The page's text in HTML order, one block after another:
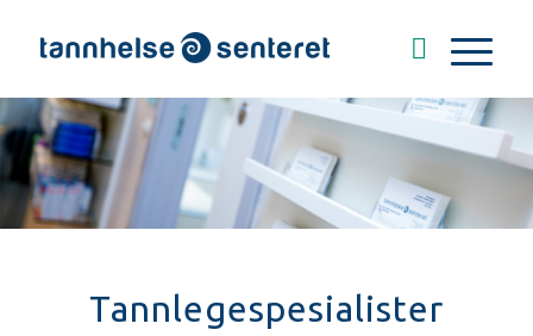
Tannlegespesialister